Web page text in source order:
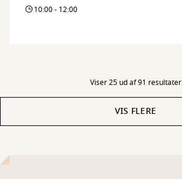
10:00 - 12:00
Viser 25 ud af 91 resultater
VIS FLERE